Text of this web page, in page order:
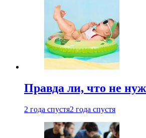
Правда ли, что не
2 года спустя2 года спустя